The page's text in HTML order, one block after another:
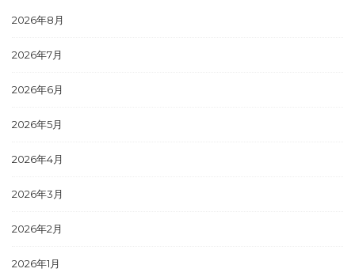
2026年8月
2026年7月
2026年6月
2026年5月
2026年4月
2026年3月
2026年2月
2026年1月